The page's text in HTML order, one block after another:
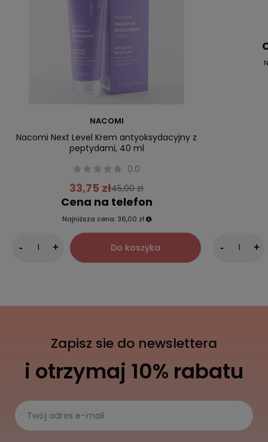
NACOMI
Nacomi Next Level Krem antyoksydacyjny z
peptydami, 40 ml
0.0
33,75 zł45,00 zł
Cena na telefon
Najniższa cena: 36,00 zł
- + Do koszyka - +
Zapisz sie do newslettera
i otrzymaj 10% rabatu
Twój adres e-mail